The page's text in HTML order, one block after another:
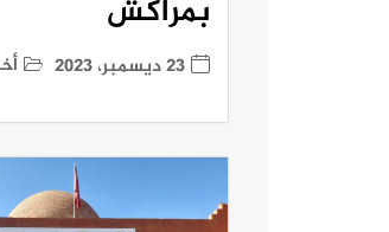
بمراكش
23 ديسمبر، 2023